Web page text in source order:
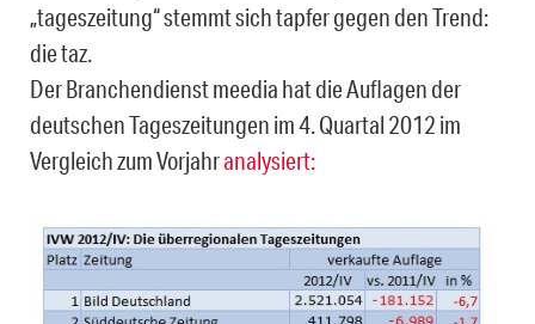
„tageszeitung“ stemmt sich tapfer gegen den Trend:
die taz.
Der Branchendienst meedia hat die Auflagen der
deutschen Tageszeitungen im 4. Quartal 2012 im
Vergleich zum Vorjahranalysiert: